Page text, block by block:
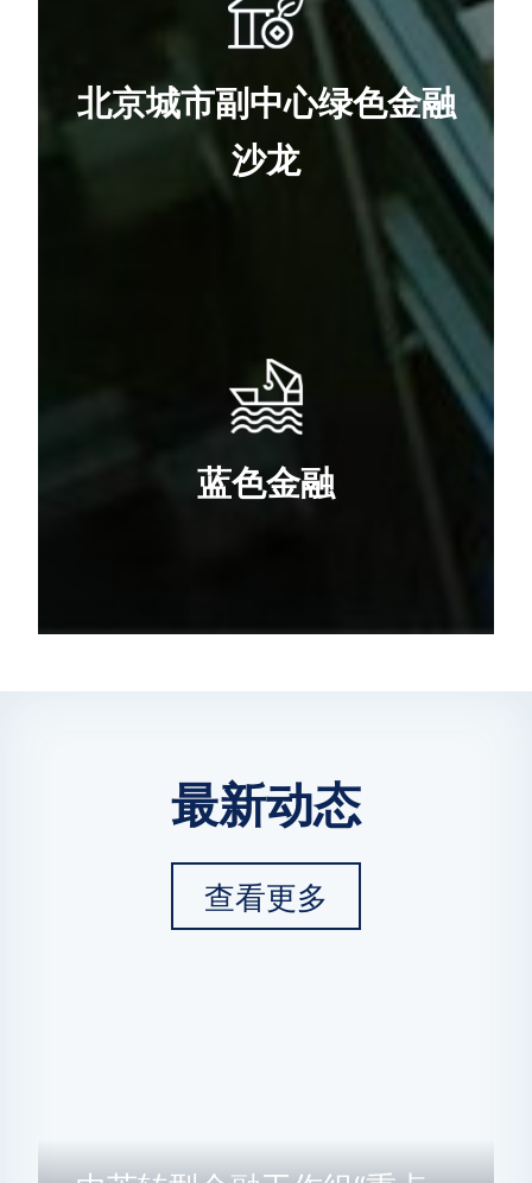
北京城市副中心绿色金融
沙龙
蓝色金融
最新动态
查看更多